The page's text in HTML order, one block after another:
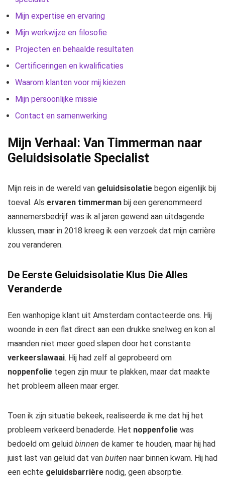
Mijn expertise en ervaring
Mijn werkwijze en filosofie
Projecten en behaalde resultaten
Certificeringen en kwalificaties
Waarom klanten voor mij kiezen
Mijn persoonlijke missie
Contact en samenwerking
Mijn Verhaal: Van Timmerman naar
Geluidsisolatie Specialist
Mijn reis in de wereld van geluidsisolatie begon eigenlijk bij
toeval. Als ervaren timmerman bij een gerenommeerd
aannemersbedrijf was ik al jaren gewend aan uitdagende
klussen, maar in 2018 kreeg ik een verzoek dat mijn carrière
zou veranderen.
De Eerste Geluidsisolatie Klus Die Alles
Veranderde
Een wanhopige klant uit Amsterdam contacteerde ons. Hij
woonde in een flat direct aan een drukke snelweg en kon al
maanden niet meer goed slapen door het constante
verkeerslawaai. Hij had zelf al geprobeerd om
noppenfolie tegen zijn muur te plakken, maar dat maakte
het probleem alleen maar erger.
Toen ik zijn situatie bekeek, realiseerde ik me dat hij het
probleem verkeerd benaderde. Het noppenfolie was
bedoeld om geluid binnen de kamer te houden, maar hij had
juist last van geluid dat van buiten naar binnen kwam. Hij had
een echte geluidsbarrière nodig, geen absorptie.